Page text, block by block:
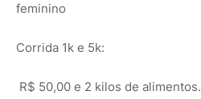
feminino
Corrida 1k e 5k:
R$ 50,00 e 2 kilos de alimentos.